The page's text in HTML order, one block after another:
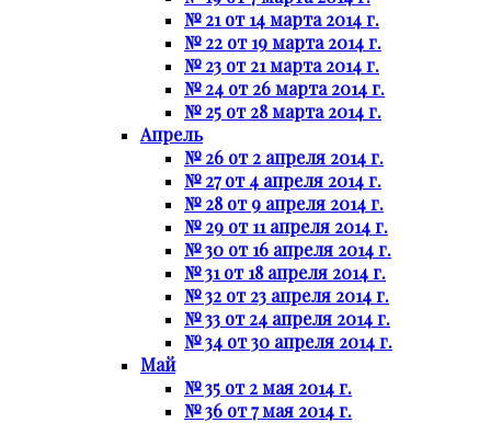
№ 21 от 14 марта 2014 г.
№ 22 от 19 марта 2014 г.
№ 23 от 21 марта 2014 г.
№ 24 от 26 марта 2014 г.
№ 25 от 28 марта 2014 г.
Апрель
№ 26 от 2 апреля 2014 г.
№ 27 от 4 апреля 2014 г.
№ 28 от 9 апреля 2014 г.
№ 29 от 11 апреля 2014 г.
№ 30 от 16 апреля 2014 г.
№ 31 от 18 апреля 2014 г.
№ 32 от 23 апреля 2014 г.
№ 33 от 24 апреля 2014 г.
№ 34 от 30 апреля 2014 г.
Май
№ 35 от 2 мая 2014 г.
№ 36 от 7 мая 2014 г.